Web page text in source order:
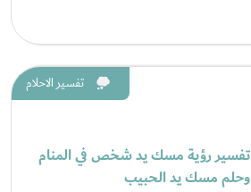
تفسير الاحلام
تفسير رؤية مسك يد شخص في المنام
وحلم مسك يد الحبيب